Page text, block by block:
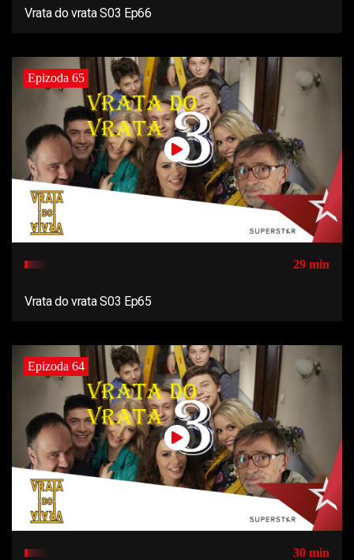
Vrata do vrata S03 Ep66
Epizoda 65
29 min
Vrata do vrata S03 Ep65
Epizoda 64
30 min